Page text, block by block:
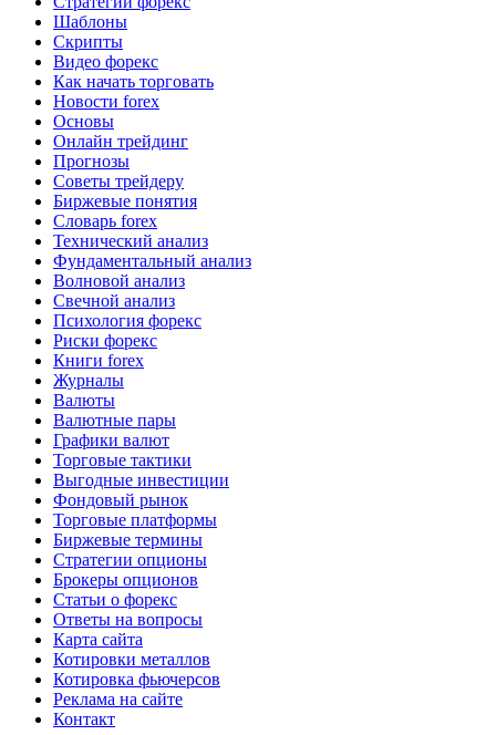
Шаблоны
Скрипты
Видео форекс
Как начать торговать
Новости forex
Основы
Онлайн трейдинг
Прогнозы
Советы трейдеру
Биржевые понятия
Словарь forex
Технический анализ
Фундаментальный анализ
Волновой анализ
Свечной анализ
Психология форекс
Риски форекс
Книги forex
Журналы
Валюты
Валютные пары
Графики валют
Торговые тактики
Выгодные инвестиции
Фондовый рынок
Торговые платформы
Биржевые термины
Стратегии опционы
Брокеры опционов
Статьи о форекс
Ответы на вопросы
Карта сайта
Котировки металлов
Котировка фьючерсов
Реклама на сайте
Контакт